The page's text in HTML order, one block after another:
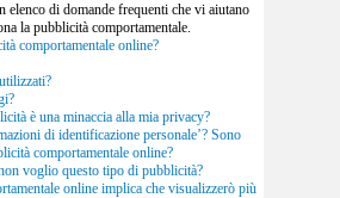
elenco di domande frequenti che vi aiutano
la pubblicità comportamentale.
comportamentale online?
è una minaccia alla mia privacy?
di identificazione personale’? Sono
comportamentale online?
voglio questo tipo di pubblicità?
online implica che visualizzerò più